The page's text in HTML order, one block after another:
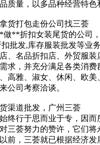
质量，以多品种经营特色
货打包走份公司找三荟
做**折扣女装尾货的公司
批发,库存服装批发等业
、名品折扣店、外贸服
求，并充分满足各类消
高雅、淑女、休闲、欧
公司考察洽谈。
渠道批发，广州三荟
终行于思而业于专，因
三荟努力的赞许，它们将
前，三荟就已根据经济